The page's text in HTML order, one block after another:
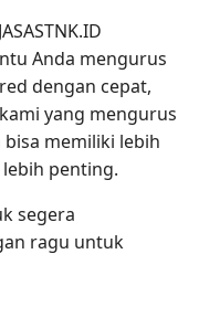
Anda mengurus
dengan cepat,
yang mengurus
bisa memiliki lebih
penting.
segera
ragu untuk